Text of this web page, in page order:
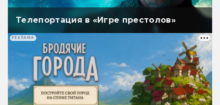
Телепортация в «Игре престолов»
РЕКЛАМА